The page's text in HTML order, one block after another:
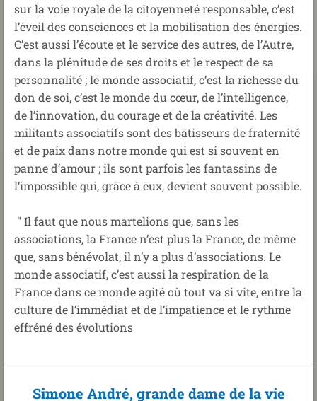
sur la voie royale de la citoyenneté responsable, c’est
l’éveil des consciences et la mobilisation des énergies.
C’est aussi l’écoute et le service des autres, de l’Autre,
dans la plénitude de ses droits et le respect de sa
personnalité ; le monde associatif, c’est la richesse du
don de soi, c’est le monde du cœur, de l’intelligence,
de l’innovation, du courage et de la créativité. Les
militants associatifs sont des bâtisseurs de fraternité
et de paix dans notre monde qui est si souvent en
panne d’amour ; ils sont parfois les fantassins de
l’impossible qui, grâce à eux, devient souvent possible.
" Il faut que nous martelions que, sans les
associations, la France n’est plus la France, de même
que, sans bénévolat, il n’y a plus d’associations. Le
monde associatif, c’est aussi la respiration de la
France dans ce monde agité où tout va si vite, entre la
culture de l’immédiat et de l’impatience et le rythme
effréné des évolutions
Simone André, grande dame de la vie